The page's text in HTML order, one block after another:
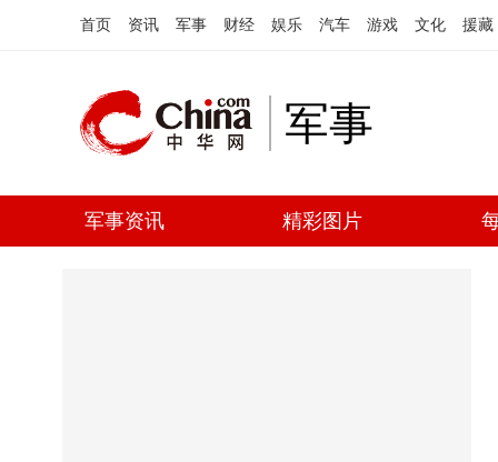
首页 资讯 军事 财经 娱乐 汽车 游戏 文化 援藏
军事
军事资讯 精彩图片